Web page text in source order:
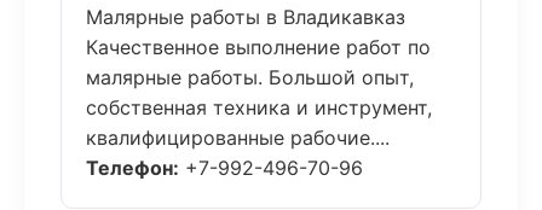
Малярные работы в Владикавказ
Качественное выполнение работ по
малярные работы. Большой опыт,
собственная техника и инструмент,
квалифицированные рабочие....
Телефон: +7-992-496-70-96